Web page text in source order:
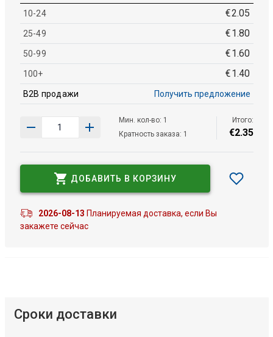
10-24 €2.05
25-49 €1.80
50-99 €1.60
100+ €1.40
B2B продажи Получить предложение
Мин. кол-во: 1
Кратность заказа: 1
Итого:
€2.35
ДОБАВИТЬ В КОРЗИНУ
2026-08-13 Планируемая доставка, если Вы
закажете сейчас
Сроки доставки